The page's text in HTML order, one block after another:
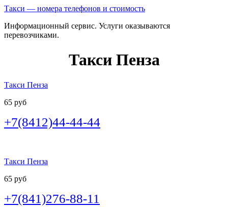
Такси — номера телефонов и стоимость
Информационный сервис. Услуги оказываются
перевозчиками.
Такси Пенза
Такси Пенза
65 руб
+7(8412)44-44-44
Такси Пенза
65 руб
+7(841)276-88-11